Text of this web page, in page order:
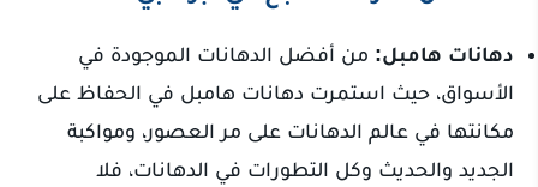
دهانات هامبل: من أفضل الدهانات الموجودة في
الأسواق، حيث استمرت دهانات هامبل في الحفاظ على
مكانتها في عالم الدهانات على مر العصور، ومواكبة
الجديد والحديث وكل التطورات في الدهانات، فلا